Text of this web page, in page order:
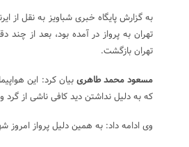
به گزارش پایگاه خبری شباویز به نقل از
تهران به پرواز در آمده بود، بعد از چند
تهران بازگشت.
مسعود محمد طاهری
که به دلیل نداشتن دید کافی ناشی از گرد
وی ادامه داد: به همین دلیل پرواز